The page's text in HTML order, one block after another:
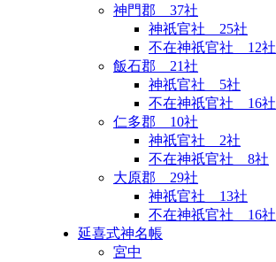
神門郡 37社
神祇官社 25社
不在神祇官社 12社
飯石郡 21社
神祇官社 5社
不在神祇官社 16社
仁多郡 10社
神祇官社 2社
不在神祇官社 8社
大原郡 29社
神祇官社 13社
不在神祇官社 16社
延喜式神名帳
宮中